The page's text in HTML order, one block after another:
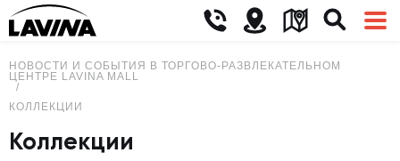
НОВОСТИ И СОБЫТИЯ В ТОРГОВО-РАЗВЛЕКАТЕЛЬНОМ
ЦЕНТРЕ LAVINA MALL
КОЛЛЕКЦИИ
Коллекции